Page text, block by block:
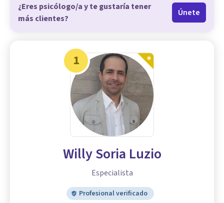
¿Eres psicólogo/a y te gustaría tener
más clientes?
Únete
1
Willy Soria Luzio
Especialista
Profesional verificado